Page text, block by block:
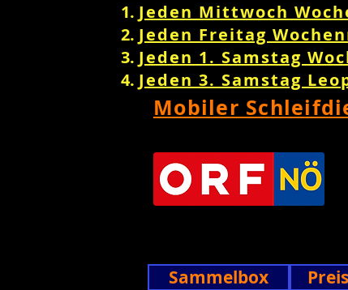
Jeden Mittwoch
Jeden Freitag
Jeden 1. Samstag
Jeden 3. Samstag
Mobiler
Sammelbox